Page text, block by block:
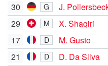
30
G
J.
29
M
X. Shaqiri
17
D
M. Gusto
21
D
D. Da Silva